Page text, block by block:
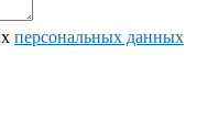
персональных данных